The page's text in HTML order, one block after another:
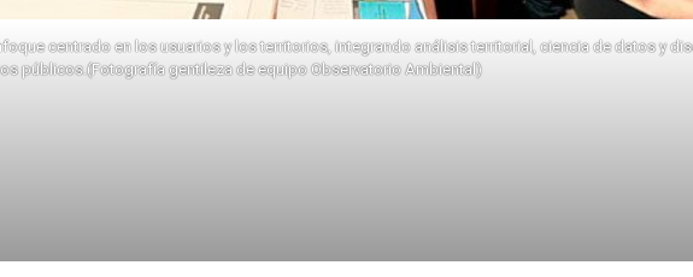
centrado en los usuarios y los territorios, integrando análisis territorial, ciencia de datos y
públicos.(Fotografía gentileza de equipo Observatorio Ambiental)